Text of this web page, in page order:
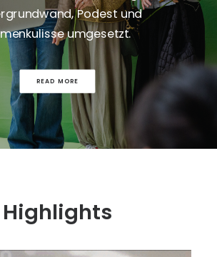
Podest und
umgesetzt.
READ MORE
Highlights